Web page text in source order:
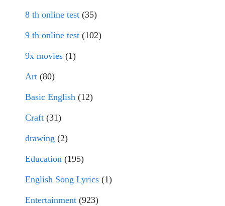
8 th online test (35)
9 th online test (102)
9x movies (1)
Art (80)
Basic English (12)
Craft (31)
drawing (2)
Education (195)
English Song Lyrics (1)
Entertainment (923)